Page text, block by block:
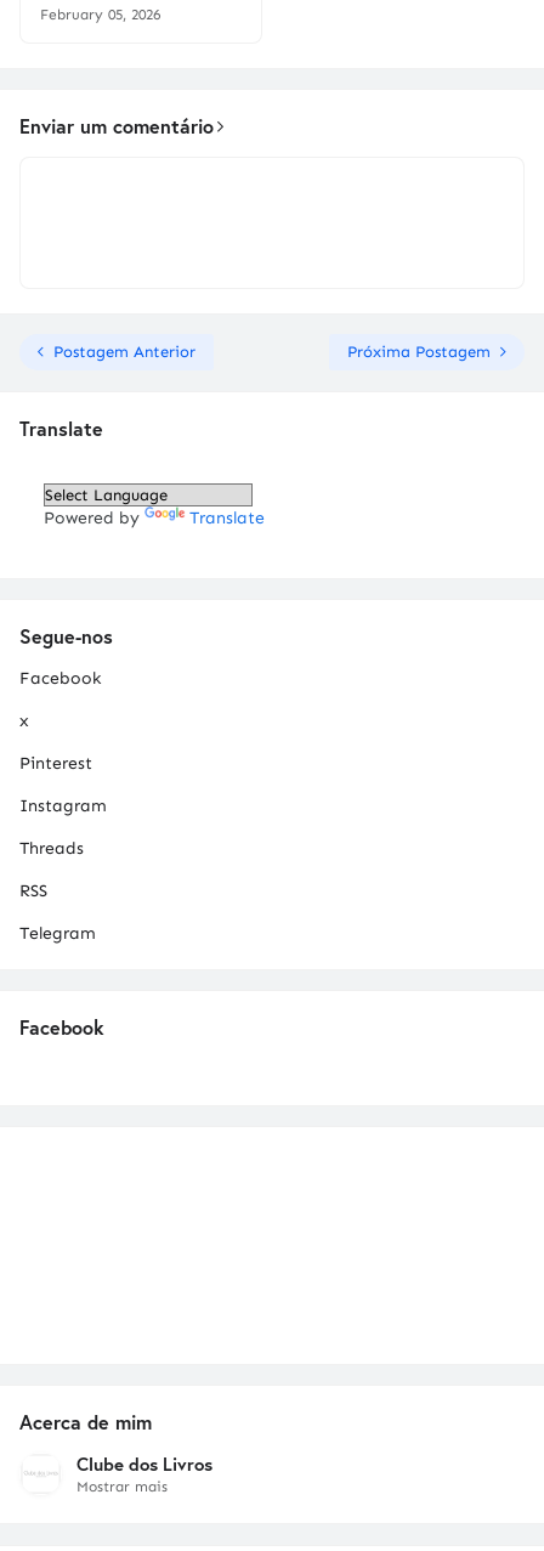
February 05, 2026
Enviar um comentário
Postagem Anterior Próxima Postagem
Translate
Powered by Translate
Segue-nos
Facebook
x
Pinterest
Instagram
Threads
RSS
Telegram
Facebook
Acerca de mim
Clube dos Livros
Mostrar mais